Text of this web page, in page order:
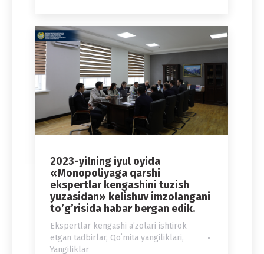
2023-yilning iyul oyida
«Monopoliyaga qarshi
ekspertlar kengashini tuzish
yuzasidan» kelishuv imzolangani
to’g’risida habar bergan edik.
Ekspertlar kengashi a’zolari ishtirok
etgan tadbirlar, Qoʻmita yangiliklari,
Yangiliklar